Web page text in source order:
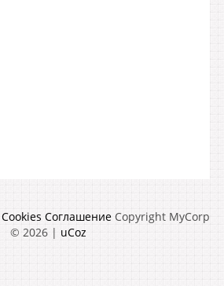
Cookies Соглашение Copyright MyCorp
© 2026| uCoz